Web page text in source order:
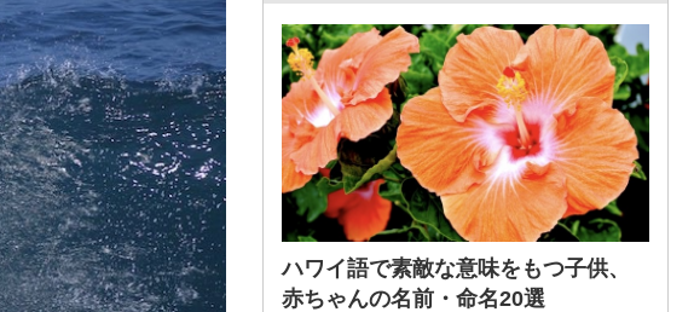
ハワイ語で素敵な意味をもつ子供、
赤ちゃんの名前・命名20選